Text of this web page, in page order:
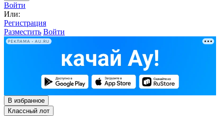
Войти
Или:
Регистрация
Разместить Войти
РЕКЛАМА • AU.RU
В избранное
Классный лот